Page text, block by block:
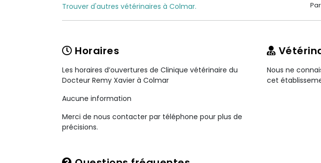
Trouver d'autres vétérinaires à Colmar.
Horaires
Les horaires d’ouvertures de Clinique vétérinaire du
Docteur Remy Xavier à Colmar
Aucune information
Merci de nous contacter par téléphone pour plus de
précisions.
Nous ne
cet